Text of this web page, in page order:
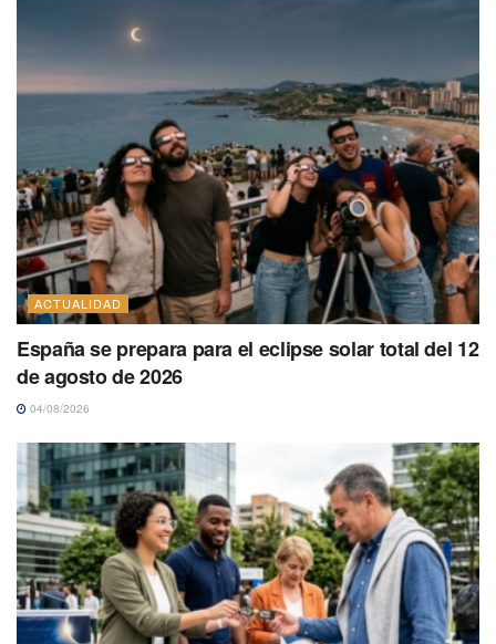
ACTUALIDAD
España se prepara para el eclipse solar total del 12
de agosto de 2026
04/08/2026